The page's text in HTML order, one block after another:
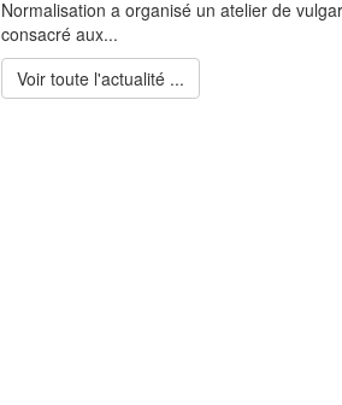
Normalisation a organisé un atelier de
consacré aux...
Voir toute l'actualité ...